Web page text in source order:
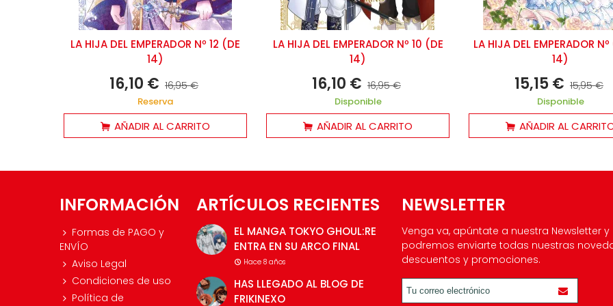
LA HIJA DEL EMPERADOR Nº 12 (DE
14)
16,10 € 16,95 €
Reserva
AÑADIR AL CARRITO
LA HIJA DEL EMPERADOR Nº 10 (DE
14)
16,10 € 16,95 €
Disponible
AÑADIR AL CARRITO
LA HIJA DEL EMPERADOR
14)
15,15 € 15,95 €
Disponible
AÑADIR AL
INFORMACIÓN
Formas de PAGO y
ENVÍO
Aviso Legal
Condiciones de uso
Política de
ARTÍCULOS RECIENTES
EL MANGA TOKYO GHOUL:RE
ENTRA EN SU ARCO FINAL
Hace 8 años
HAS LLEGADO AL BLOG DE
FRIKINEXO
NEWSLETTER
Venga va, apúntate a nuestra Newsletter y
podremos enviarte todas nuestras
descuentos y promociones.